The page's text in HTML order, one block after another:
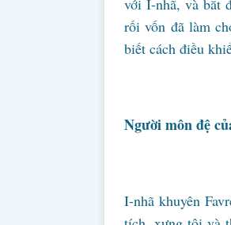
với I-nhã, và bắt
rối vốn đã làm
biết cách điều
Người môn đệ
I-nhã khuyên